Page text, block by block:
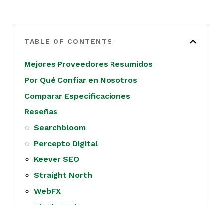
TABLE OF CONTENTS
Mejores Proveedores Resumidos
Por Qué Confiar en Nosotros
Comparar Especificaciones
Reseñas
Searchbloom
Percepto Digital
Keever SEO
Straight North
WebFX